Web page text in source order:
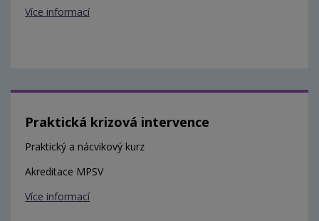
Více informací
Praktická krizová intervence
Praktický a nácvikový kurz
Akreditace MPSV
Více informací